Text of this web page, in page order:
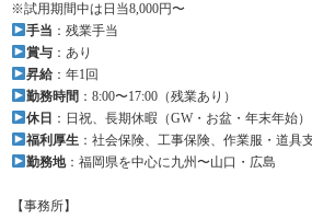
※試用期間中は日当8,000円〜
手当 ：残業手当
賞与：あり
昇給：年1回
勤務時間 ：8:00〜17:00（残業あり）
休日 ：日祝、長期休暇（GW・お盆・年末年始）
福利厚生：社会保険、工事保険、作業服・道具
勤務地：福岡県を中心に九州〜山口・広島
【事務所】